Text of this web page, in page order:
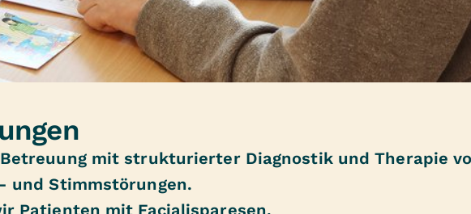
mit strukturierter Diagnostik und Therapie
und Stimmstörungen.
Patienten mit Facialisparesen.